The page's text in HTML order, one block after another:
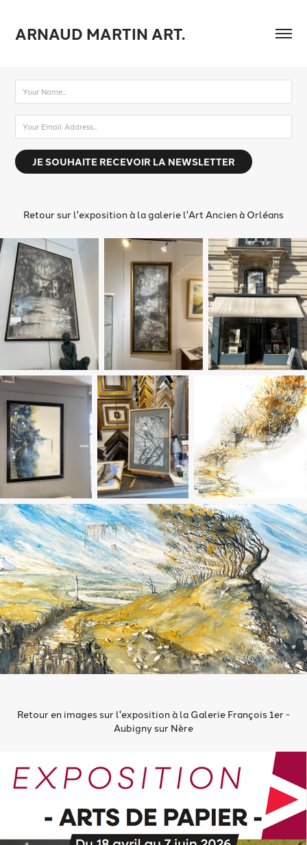
ARNAUD MARTIN ART.
JE SOUHAITE RECEVOIR LA NEWSLETTER
Retour sur l'exposition à la galerie l'Art Ancien à Orléans
Retour en images sur l'exposition à la Galerie François 1er -
Aubigny sur Nère